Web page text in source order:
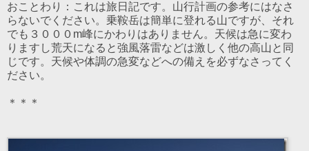
おことわり：これは旅日記です。山行計画の参考にはなさ
らないでください。乗鞍岳は簡単に登れる山ですが、それ
でも３０００m峰にかわりはありません。天候は急に変わ
りますし荒天になると強風落雷などは激しく他の高山と同
じです。天候や体調の急変などへの備えを必ずなさってく
ださい。
＊＊＊